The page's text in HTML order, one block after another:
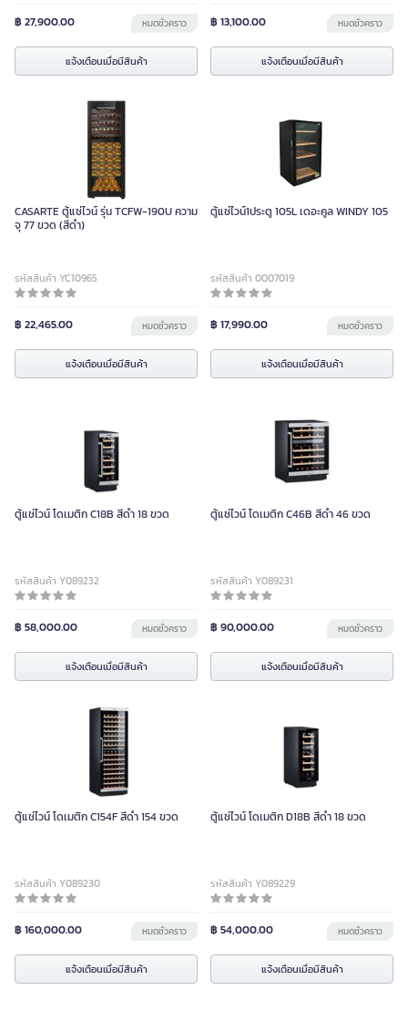
฿ 27,900.00 หมดชั่วคราว
แจ้งเตือนเมื่อมีสินค้า
฿ 13,100.00 หมดชั่วคราว
แจ้งเตือนเมื่อมีสินค้า
CASARTE ตู้แช่ไวน์ รุ่น TCFW-190U ความ
จุ 77 ขวด (สีดำ)
รหัสสินค้า YC10965
฿ 22,465.00 หมดชั่วคราว
แจ้งเตือนเมื่อมีสินค้า
ตู้แช่ไวน์1ประตู 105L เดอะคูล WINDY 105
รหัสสินค้า 0007019
฿ 17,990.00 หมดชั่วคราว
แจ้งเตือนเมื่อมีสินค้า
ตู้แช่ไวน์ โดเมติก C18B สีดำ 18 ขวด
รหัสสินค้า Y089232
฿ 58,000.00 หมดชั่วคราว
แจ้งเตือนเมื่อมีสินค้า
ตู้แช่ไวน์ โดเมติก C46B สีดำ 46 ขวด
รหัสสินค้า Y089231
฿ 90,000.00 หมดชั่วคราว
แจ้งเตือนเมื่อมีสินค้า
ตู้แช่ไวน์ โดเมติก C154F สีดำ 154 ขวด
รหัสสินค้า Y089230
฿ 160,000.00 หมดชั่วคราว
แจ้งเตือนเมื่อมีสินค้า
ตู้แช่ไวน์ โดเมติก D18B สีดำ 18 ขวด
รหัสสินค้า Y089229
฿ 54,000.00 หมดชั่วคราว
แจ้งเตือนเมื่อมีสินค้า